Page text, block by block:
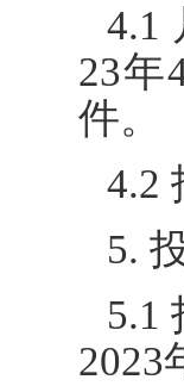
4.1
23年
件。
4.2
5.
5.1
2023